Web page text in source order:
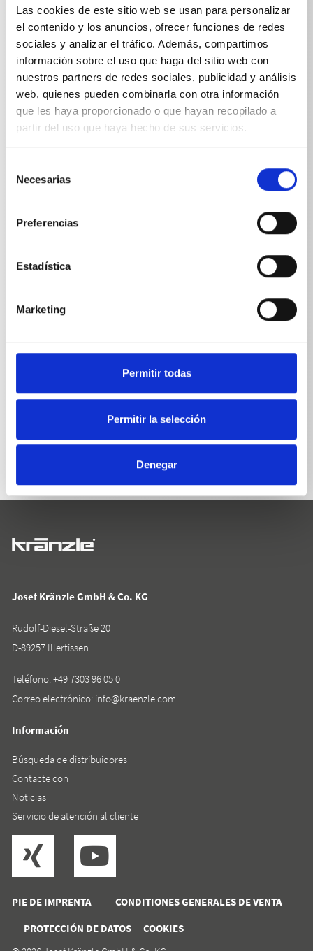
Las cookies de este sitio web se usan para personalizar
el contenido y los anuncios, ofrecer funciones de redes
sociales y analizar el tráfico. Además, compartimos
información sobre el uso que haga del sitio web con
nuestros partners de redes sociales, publicidad y análisis
web, quienes pueden combinarla con otra información
que les haya proporcionado o que hayan recopilado a
partir del uso que haya hecho de sus servicios.
Necesarias
Preferencias
Estadística
Marketing
Permitir todas
Permitir la selección
Denegar
Especificaciones técnicas
1,133kg
PIE DE IMPRENTA
CONDITIONES GENERALES DE VENTA
PROTECCIÓN DE DATOS
COOKIES
Josef Kränzle GmbH & Co. KG
Rudolf-Diesel-Straße 20
D-89257 Illertissen
Teléfono:+49 7303 96 05 0
Correo electrónico: info@kraenzle.com
Información
Búsqueda de distribuidores
Contacte con
Noticias
Servicio de atención al cliente